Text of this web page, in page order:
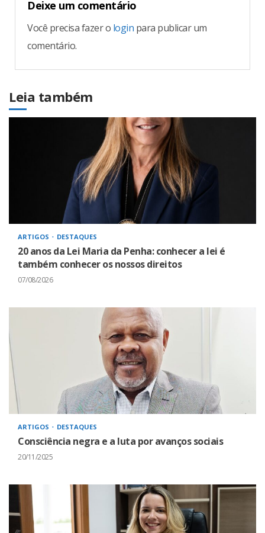
Deixe um comentário
Você precisa fazer o login para publicar um
comentário.
Leia também
ARTIGOS DESTAQUES
20 anos da Lei Maria da Penha: conhecer a lei é
também conhecer os nossos direitos
07/08/2026
ARTIGOS DESTAQUES
Consciência negra e a luta por avanços sociais
20/11/2025